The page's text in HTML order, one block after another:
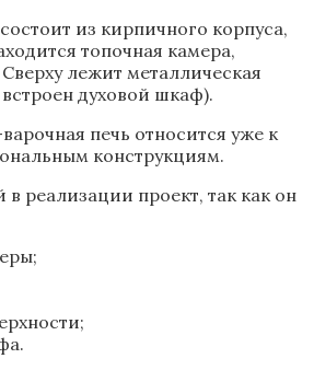
из кирпичного корпуса,
топочная камера,
лежит металлическая
духовой шкаф).
печь относится уже к
конструкциям.
реализации проект, так как он